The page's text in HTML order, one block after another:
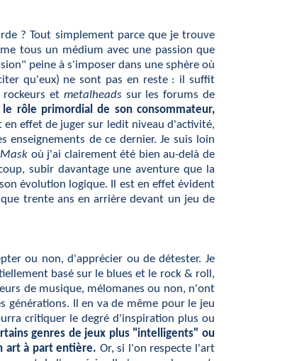
? Tout simplement parce que je trouve
tous un médium avec une passion que
peine à s'imposer dans une sphère où
qu'eux) ne sont pas en reste : il suffit
et metalheadssur les forums de
rôle primordial de son consommateur,
effet de juger sur ledit niveau d'activité,
de ce dernier. Je suis loin
où j'ai clairement été bien au-delà de
subir davantage une aventure que la
évolution logique. Il est en effet évident
trente ans en arrière devant un jeu de
ou non, d'apprécier ou de détester. Je
basé sur le blues et le rock & roll,
de musique, mélomanes ou non, n'ont
générations. Il en va de même pour le jeu
critiquer le degré d'inspiration plus ou
genres de jeux plus "intelligents" ou
art à part entière. Or, si l'on respecte l'art